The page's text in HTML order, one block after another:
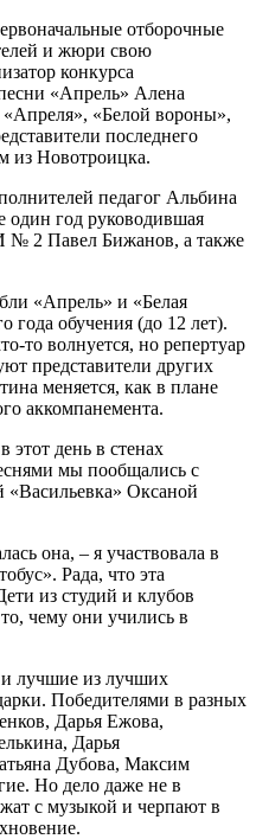
отборочные
и жюри свою
конкурса
«Апрель» Алена
«Апреля», «Белой вороны»,
последнего
из Новотроицка.
педагог Альбина
один год руководившая
№ 2 Павел Бижанов, а также
«Апрель» и «Белая
года обучения (до 12 лет).
то волнуется, но репертуар
представители других
меняется, как в плане
аккомпанемента.
этот день в стенах
мы пообщались с
«Васильевка» Оксаной
она, – я участвовала в
Рада, что эта
из студий и клубов
чему они учились в
лучшие из лучших
Победителями в разных
Дарья Ежова,
Дарья
Дубова, Максим
Но дело даже не в
с музыкой и черпают в